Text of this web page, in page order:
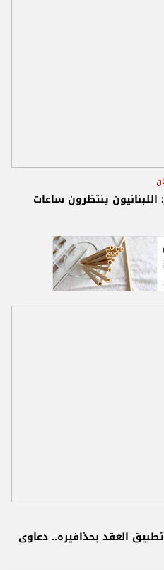
اللبنانيون ينتظرون ساعات
العقد بحذافيره.. دعاوى